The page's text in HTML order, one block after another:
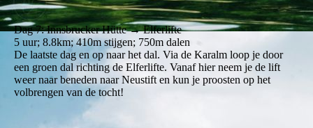
Dag 7: Innsbrucker Hütte → Elferlifte
5 uur; 8.8km; 410m stijgen; 750m dalen
De laatste dag en op naar het dal. Via de Karalm loop je door
een groen dal richting de Elferlifte. Vanaf hier neem je de lift
weer naar beneden naar Neustift en kun je proosten op het
volbrengen van de tocht!